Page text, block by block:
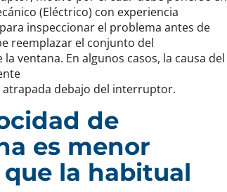
(Eléctrico) con experiencia
inspeccionar el problema antes de
reemplazar el conjunto del
ventana. En algunos casos, la causa del
atrapada debajo del interruptor.
de
es menor
la habitual